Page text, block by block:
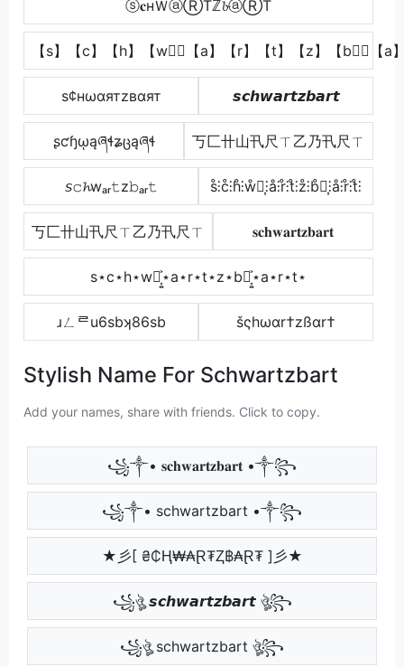
ⓢ𝐜нＷⓐⓇŤℤ𝓫ⓐⓇŤ
【s】【c】【h】【w】⃣【a】【r】【t】【z】【b】⃣【a
ѕ¢нωαятzвαят 𝙨𝙘𝙝𝙬𝙖𝙧𝙩𝙯𝙗𝙖𝙧𝙩
ʂƈɧῳąཞɬʑცąཞɬ 丂匚卄山卂尺ㄒ乙乃卂尺ㄒ
𝘴𝚌𝓱wₐᵣ𝚝z𝚋ₐᵣ𝚝 s̊⫶c̊⫶h̊⫶ẘ⫶͎⫶å⫶r̊⫶t̊⫶z̊⫶b̊⫶͎⫶å⫶r̊⫶t̊⫶
丂匚卄山卂尺ㄒ乙乃卂尺ㄒ 𝐬𝐜𝐡𝐰𝐚𝐫𝐭𝐳𝐛𝐚𝐫𝐭
s⋆c⋆h⋆w⋆͎͍͐⋆a⋆r⋆t⋆z⋆b⋆͎͍͐⋆a⋆r⋆t⋆
ɹㄥᄅu6sbʞ86sb šςhωαr†zßαr†
Stylish Name For Schwartzbart
Add your names, share with friends. Click to copy.
꧁༒• 𝐬𝐜𝐡𝐰𝐚𝐫𝐭𝐳𝐛𝐚𝐫𝐭 •༒꧂
꧁༒• schwartzbart •༒꧂
★彡[ ₴₵Ⱨ₩₳Ɽ₮Ⱬ฿₳Ɽ₮ ]彡★
꧁ঔৣ 𝙨𝙘𝙝𝙬𝙖𝙧𝙩𝙯𝙗𝙖𝙧𝙩 ঔৣ꧂
꧁ঔৣ schwartzbart ঔৣ꧂